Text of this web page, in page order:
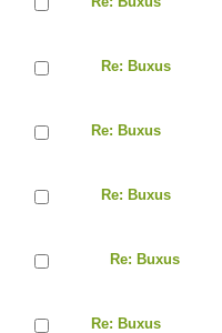
Re: Buxus
Re: Buxus
Re: Buxus
Re: Buxus
Re: Buxus